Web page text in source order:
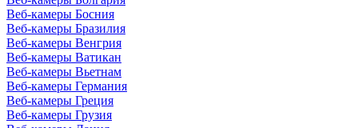
Веб-камеры Босния
Веб-камеры Бразилия
Веб-камеры Венгрия
Веб-камеры Ватикан
Веб-камеры Вьетнам
Веб-камеры Германия
Веб-камеры Греция
Веб-камеры Грузия